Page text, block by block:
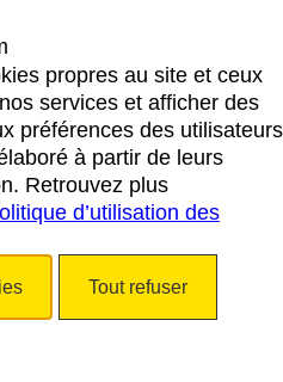
propres au site et ceux
services et afficher des
préférences des utilisateurs
à partir de leurs
Retrouvez plus
d’utilisation des
Tout refuser